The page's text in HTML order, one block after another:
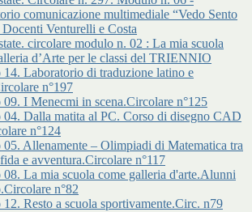
comunicazione multimediale “Vedo Sento
Docenti Venturelli e Costa
circolare modulo n. 02 : La mia scuola
d’Arte per le classi del TRIENNIO
Laboratorio di traduzione latino e
n°197
I Menecmi in scena.Circolare n°125
Dalla matita al PC. Corso di disegno CAD
n°124
Allenamente – Olimpiadi di Matematica tra
e avventura.Circolare n°117
La mia scuola come galleria d'arte.Alunni
n°82
Resto a scuola sportivamente.Circ. n79